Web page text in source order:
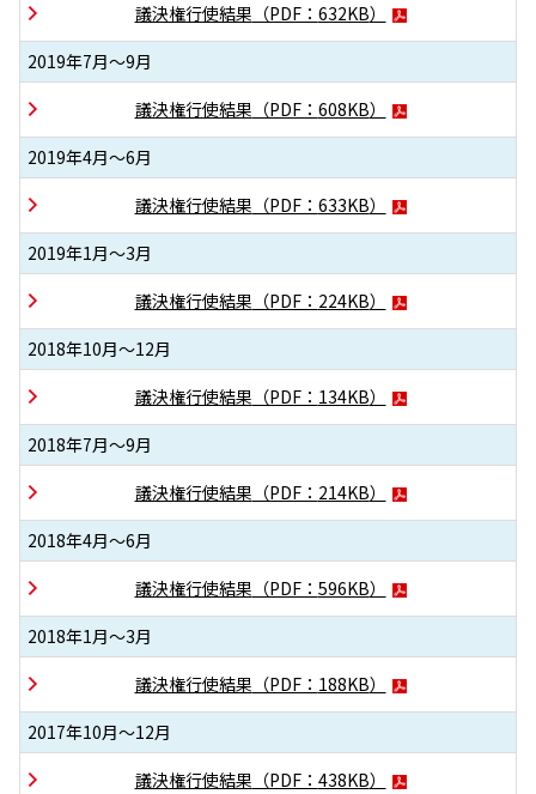
議決権行使結果 （PDF： 632KB）
2019年7月～9月
議決権行使結果 （PDF： 608KB）
2019年4月～6月
議決権行使結果 （PDF： 633KB）
2019年1月～3月
議決権行使結果 （PDF： 224KB）
2018年10月～12月
議決権行使結果 （PDF： 134KB）
2018年7月～9月
議決権行使結果 （PDF： 214KB）
2018年4月～6月
議決権行使結果 （PDF： 596KB）
2018年1月～3月
議決権行使結果 （PDF： 188KB）
2017年10月～12月
議決権行使結果 （PDF： 438KB）